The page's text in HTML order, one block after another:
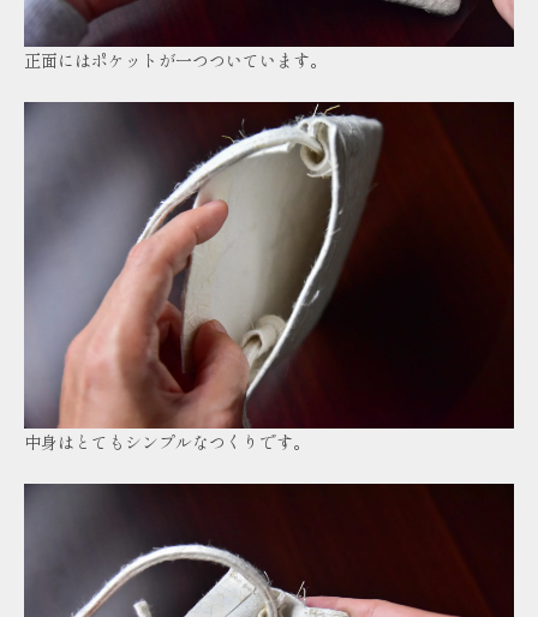
正面にはポケットが一つついています。
中身はとてもシンプルなつくりです。